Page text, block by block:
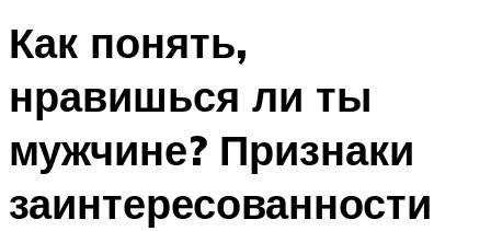
Как понять,
нравишься ли ты
мужчине? Признаки
заинтересованности